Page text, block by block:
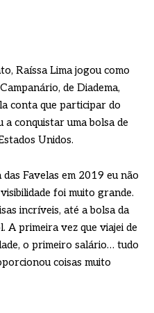
Raíssa Lima jogou como
de Diadema,
conta que participar do
conquistar uma bolsa de
Unidos.
Favelas em 2019 eu não
foi muito grande.
incríveis, até a bolsa da
A primeira vez que viajei de
o primeiro salário… tudo
coisas muito